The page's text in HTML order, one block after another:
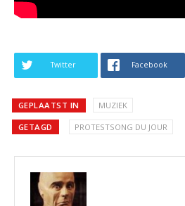
Twitter Facebook
GEPLAATST IN MUZIEK
GETAGD PROTESTSONG DU JOUR